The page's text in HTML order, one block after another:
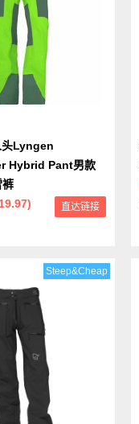
Lyngen
Hybrid Pant男款
裤
直达链接
Steep&Cheap